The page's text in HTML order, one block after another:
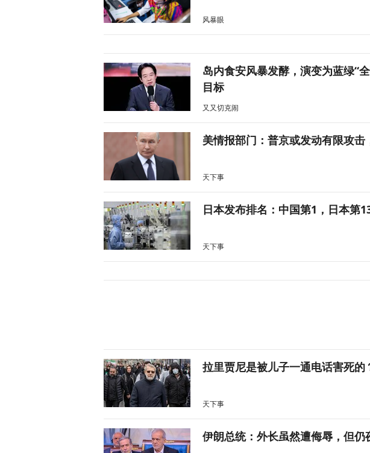
风暴眼
岛内食安风暴发酵，演变为蓝绿“
目标
又又切克闹
美情报部门：普京或发动有限攻
天下事
日本发布排名：中国第1，日本第
天下事
拉里贾尼是被儿子一通电话害死的
天下事
伊朗总统：外长虽然遭侮辱，但仍